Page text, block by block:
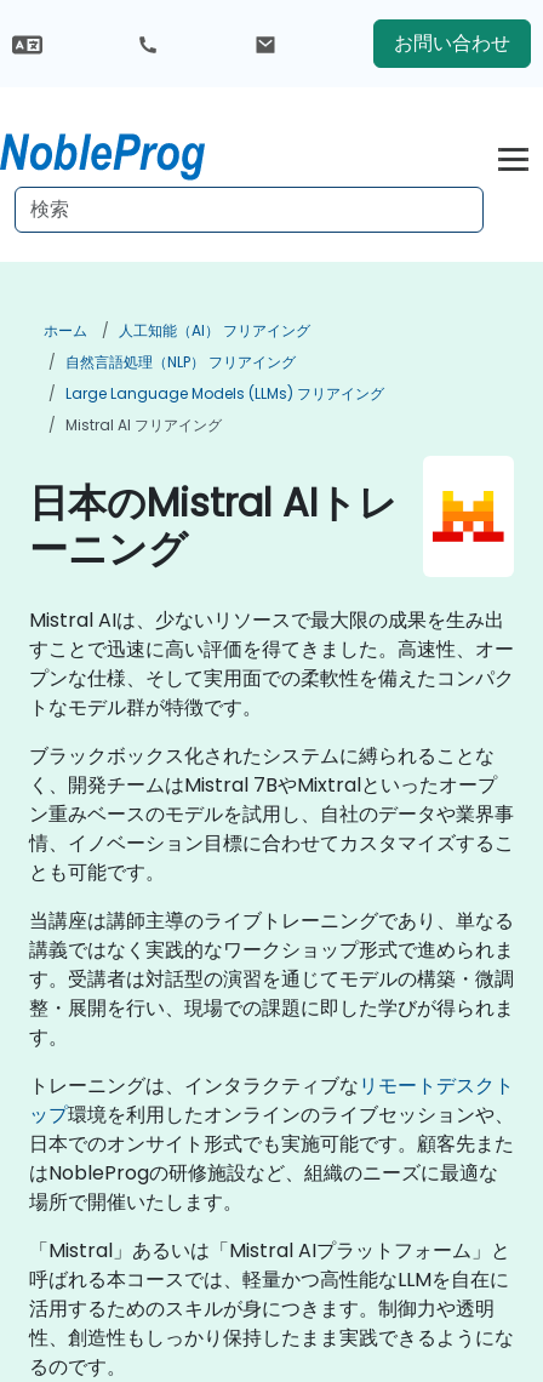
お問い合わせ
ホーム
人工知能（AI） フリアイング
自然言語処理（NLP） フリアイング
Large Language Models (LLMs) フリアイング
Mistral AI フリアイング
日本のMistral AIトレ
ーニング
Mistral AIは、少ないリソースで最大限の成果を生み出
すことで迅速に高い評価を得てきました。高速性、オー
プンな仕様、そして実用面での柔軟性を備えたコンパク
トなモデル群が特徴です。
ブラックボックス化されたシステムに縛られることな
く、開発チームはMistral 7BやMixtralといったオープ
ン重みベースのモデルを試用し、自社のデータや業界事
情、イノベーション目標に合わせてカスタマイズするこ
とも可能です。
当講座は講師主導のライブトレーニングであり、単なる
講義ではなく実践的なワークショップ形式で進められま
す。受講者は対話型の演習を通じてモデルの構築・微調
整・展開を行い、現場での課題に即した学びが得られま
す。
トレーニングは、インタラクティブなリモートデスクト
ップ環境を利用したオンラインのライブセッションや、
日本でのオンサイト形式でも実施可能です。顧客先また
はNobleProgの研修施設など、組織のニーズに最適な
場所で開催いたします。
「Mistral」あるいは「Mistral AIプラットフォーム」と
呼ばれる本コースでは、軽量かつ高性能なLLMを自在に
活用するためのスキルが身につきます。制御力や透明
性、創造性もしっかり保持したまま実践できるようにな
るのです。